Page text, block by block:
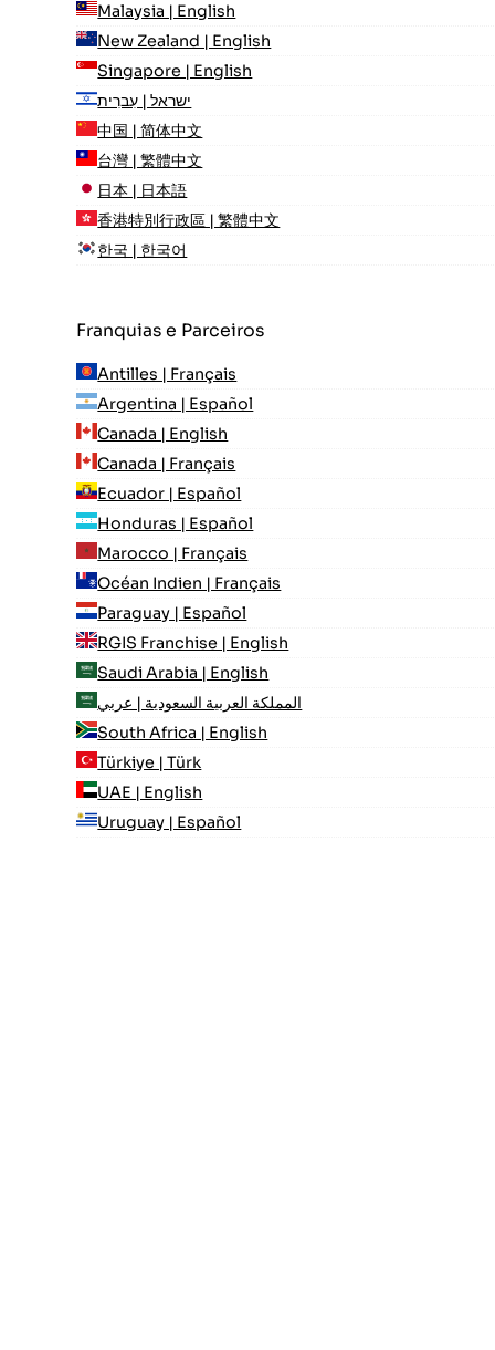
Malaysia | English
New Zealand | English
Singapore | English
ישראל | עִברִית
中国 | 简体中文
台灣 | 繁體中文
日本 | 日本語
香港特別行政區 | 繁體中文
한국 | 한국어
Franquias e Parceiros
Antilles | Français
Argentina | Español
Canada | English
Canada | Français
Ecuador | Español
Honduras | Español
Marocco | Français
Océan Indien | Français
Paraguay | Español
RGIS Franchise | English
Saudi Arabia | English
المملكة العربية السعودية | عربي
South Africa | English
Türkiye | Türk
UAE | English
Uruguay | Español